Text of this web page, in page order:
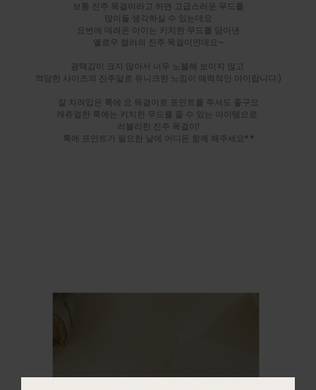
보통 진주 목걸이라고 하면 고급스러운 무드를
많이들 생각하실 수 있는데요
요번에 데려온 아이는 키치한 무드를 담아낸
옐로우 컬러의 진주 목걸이인데요~
광택감이 크지 않아서 너무 노블해 보이지 않고
적당한 사이즈의 진주알로 유니크한 느낌이 매력적인 아이랍니다:)
잘 차려입은 룩에 요 목걸이로 포인트를 주셔도 좋구요
캐쥬얼한 룩에는 키치한 무드를 줄 수 있는 아이템으로
러블리한 진주 목걸이!
룩에 포인트가 필요한 날에 어디든 함께 해주세요*.*